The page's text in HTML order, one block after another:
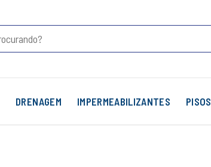
DRENAGEM IMPERMEABILIZANTES PISOS